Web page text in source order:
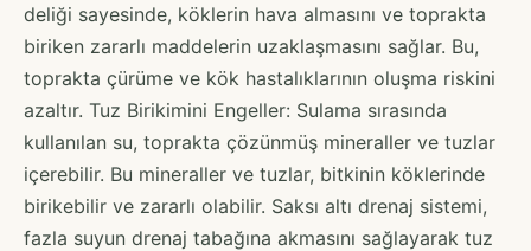
deliği sayesinde, köklerin hava almasını ve toprakta
biriken zararlı maddelerin uzaklaşmasını sağlar. Bu,
toprakta çürüme ve kök hastalıklarının oluşma riskini
azaltır. Tuz Birikimini Engeller: Sulama sırasında
kullanılan su, toprakta çözünmüş mineraller ve tuzlar
içerebilir. Bu mineraller ve tuzlar, bitkinin köklerinde
birikebilir ve zararlı olabilir. Saksı altı drenaj sistemi,
fazla suyun drenaj tabağına akmasını sağlayarak tuz